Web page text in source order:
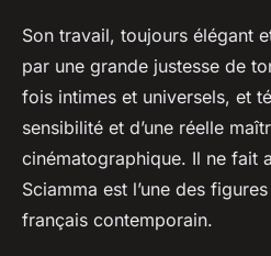
Son travail, toujours élégant
par une grande justesse de
fois intimes et universels, et
sensibilité et d’une réelle
cinématographique. Il ne fait
Sciamma est l’une des
français contemporain.